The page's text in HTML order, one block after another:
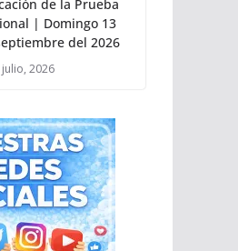
de la Prueba
| Domingo 13
del 2026
2026